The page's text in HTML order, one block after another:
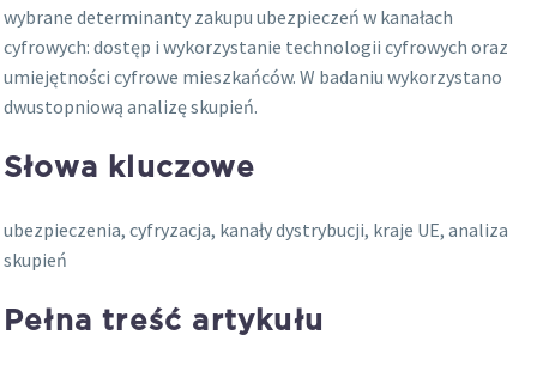
wybrane determinanty zakupu ubezpieczeń w kanałach
cyfrowych: dostęp i wykorzystanie technologii cyfrowych oraz
umiejętności cyfrowe mieszkańców. W badaniu wykorzystano
dwustopniową analizę skupień.
Słowa kluczowe
ubezpieczenia, cyfryzacja, kanały dystrybucji, kraje UE, analiza
skupień
Pełna treść artykułu